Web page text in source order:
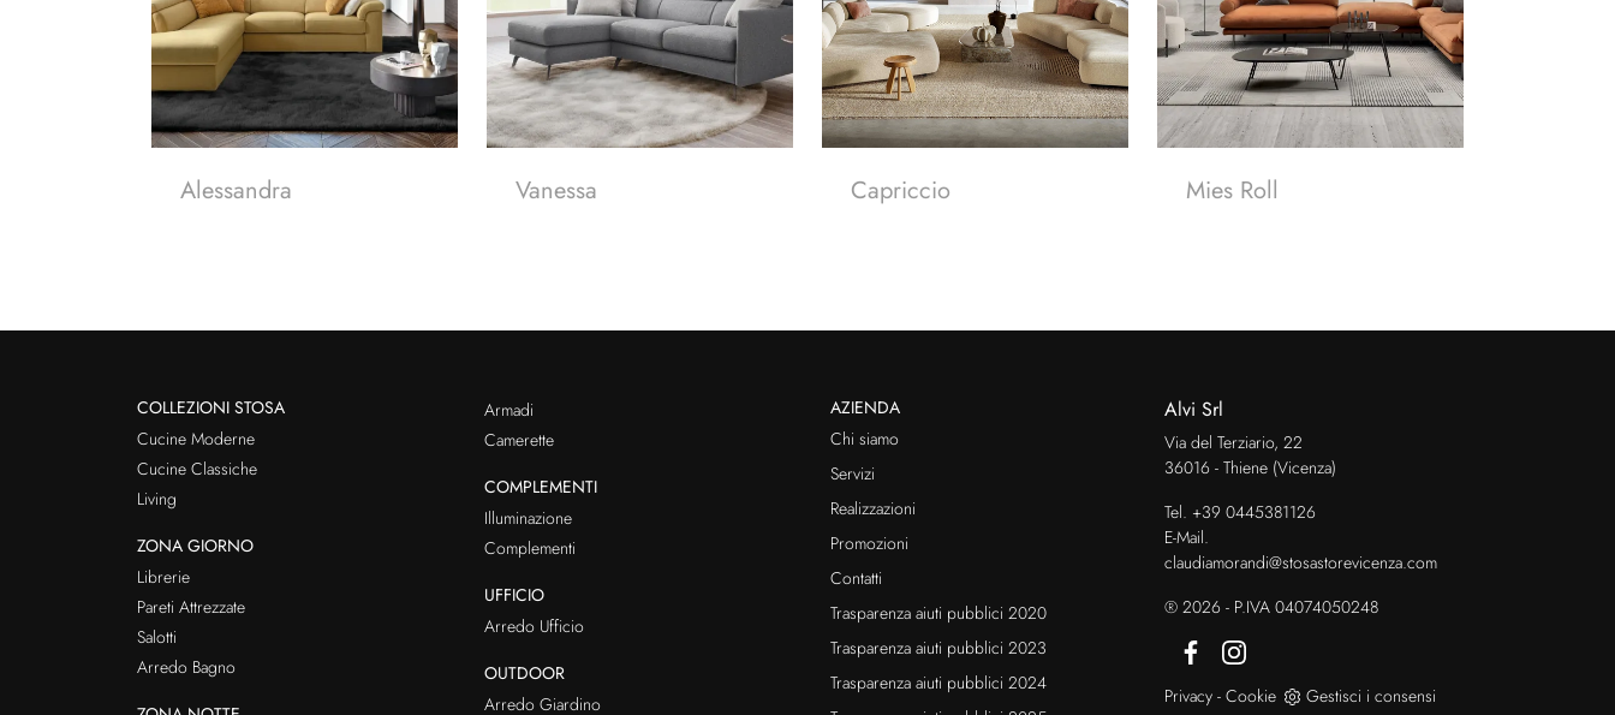
Alessandra Vanessa Capriccio Mies Roll
COLLEZIONI STOSA
Cucine Moderne
Cucine Classiche
Living
ZONA GIORNO
Librerie
Pareti Attrezzate
Salotti
Arredo Bagno
Armadi
Camerette
COMPLEMENTI
Illuminazione
Complementi
UFFICIO
Arredo Ufficio
OUTDOOR
Arredo Giardino
AZIENDA
Chi siamo
Servizi
Realizzazioni
Promozioni
Contatti
Trasparenza aiuti pubblici 2020
Trasparenza aiuti pubblici 2023
Trasparenza aiuti pubblici 2024
Alvi Srl
Via del Terziario, 22
36016 - Thiene (Vicenza)
Tel. +39 0445381126
E-Mail.
claudiamorandi@stosastorevicenza.com
® 2026 - P.IVA 04074050248
Privacy - Cookie Gestisci i consensi